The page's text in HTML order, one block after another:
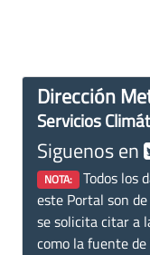
Dirección
Servicios
Siguenos en
NOTA: Todos los
este Portal son
se solicita citar a
como la fuente